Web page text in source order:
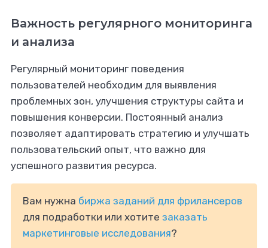
Важность регулярного мониторинга
и анализа
Регулярный мониторинг поведения
пользователей необходим для выявления
проблемных зон, улучшения структуры сайта и
повышения конверсии. Постоянный анализ
позволяет адаптировать стратегию и улучшать
пользовательский опыт, что важно для
успешного развития ресурса.
Вам нужна биржа заданий для фрилансеров
для подработки или хотите заказать
маркетинговые исследования?